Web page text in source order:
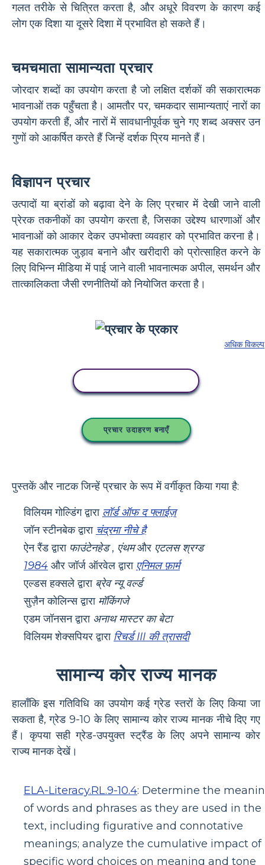
गलत तरीके से चित्रित करता है, और अधूरे विवरण के कारण कई
लोग एक दिशा या दूसरे दिशा में प्रभावित हो सकते हैं।
चमचमाता सामान्यता प्रचार
जोरदार शब्दों का उपयोग करता है जो लक्षित दर्शकों की सकारात्मक
भावनाओं तक पहुँचता है। आमतौर पर, चमकदार सामान्यताएं नारों का
उपयोग करती हैं, और नारों में सावधानीपूर्वक चुने गए शब्द अक्सर उन
गुणों को आकर्षित करते हैं जिन्हें दर्शक प्रिय मानते हैं।
विज्ञापन प्रचार
उत्पादों या ब्रांडों को बढ़ावा देने के लिए प्रचार में देखी जाने वाली
प्रेरक तकनीकों का उपयोग करता है, जिसका उद्देश्य धारणाओं और
भावनाओं को आकार देकर उपभोक्ता व्यवहार को प्रभावित करना है।
यह सकारात्मक जुड़ाव बनाने और खरीदारी को प्रोत्साहित करने के
लिए विभिन्न मीडिया में पाई जाने वाली भावनात्मक अपील, समर्थन और
तात्कालिकता जैसी रणनीतियों को नियोजित करता है।
अधिक विकल्प
प्रचार उदाहरण बनाएँ
पुस्तकें और नाटक जिन्हें प्रचार के रूप में वर्गीकृत किया गया है:
विलियम गोल्डिंग द्वारा लॉर्ड ऑफ द फ्लाईज़
जॉन स्टीनबेक द्वारा चंद्रमा नीचे है
ऐन रैंड द्वारा फाउंटेनहेड, एंथमऔर एटलस श्रग्ड
1984 और जॉर्ज ऑरवेल द्वारा एनिमल फ़ार्म
एल्डस हक्सले द्वारा ब्रेव न्यू वर्ल्ड
सुज़ैन कोलिन्स द्वारा मॉकिंगजे
एडम जॉनसन द्वारा अनाथ मास्टर का बेटा
विलियम शेक्सपियर द्वारा रिचर्ड III की त्रासदी
सामान्य कोर राज्य मानक
हालाँकि इस गतिविधि का उपयोग कई ग्रेड स्तरों के लिए किया जा
सकता है, ग्रेड 9-10 के लिए सामान्य कोर राज्य मानक नीचे दिए गए
हैं। कृपया सही ग्रेड-उपयुक्त स्ट्रैंड के लिए अपने सामान्य कोर
राज्य मानक देखें।
ELA-Literacy.RL.9-10.4: Determine the
of words and phrases as they are used in the
text, including figurative and connotative
meanings; analyze the cumulative impact of
specific word choices on meaning and tone